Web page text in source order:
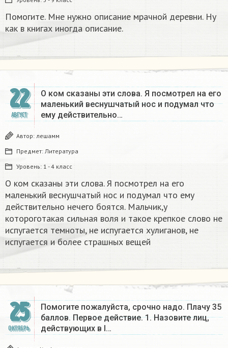
Помогите. Мне нужно описание мрачной деревни. Ну
как в книгах иногда описание.
22
АВГУСТ
О ком сказаны эти слова. Я посмотрел на его
маленький веснушчатый нос и подумал что
ему действительно…
Автор: лешамм
Предмет: Литература
Уровень: 1 - 4 класс
О ком сказаны эти слова. Я посмотрел на его
маленький веснушчатый нос и подумал что ему
действительно нечего боятся. Мальчик,у
котороготакая сильная воля и такое крепкое слово не
испугается темноты, не испугается хулиганов, не
испугается и более страшных вещей
25
ОКТЯБРЬ
Помогите пожалуйста, срочно надо. Плачу 35
баллов. Первое действие. 1. Назовите лиц,
действующих в I…